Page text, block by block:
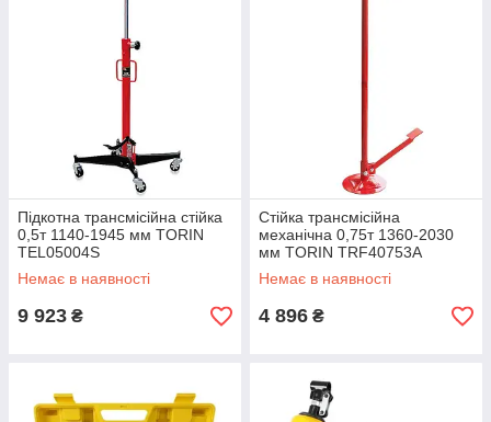
Підкотна трансмісійна стійка
0,5т 1140-1945 мм TORIN
TEL05004S
Немає в наявності
9 923 ₴
Стійка трансмісійна
механічна 0,75т 1360-2030
мм TORIN TRF40753A
Немає в наявності
4 896 ₴